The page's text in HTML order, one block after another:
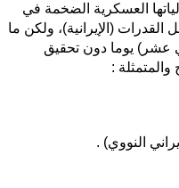
العسكرية الضخمة في
(الإيرانية)، ولكن ما
عشر) يوما دون تحقيق
والمتمثلة :
النووي) .